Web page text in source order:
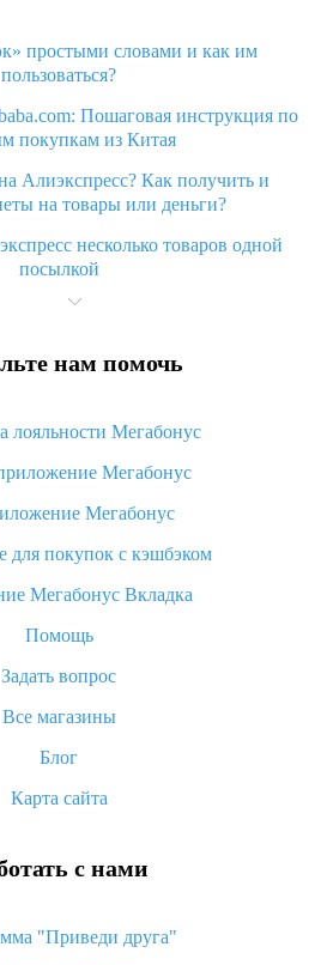
простыми словами и как им
пользоваться?
Пошаговая инструкция по
покупкам из Китая
Алиэкспресс? Как получить и
на товары или деньги?
несколько товаров одной
посылкой
закрыт» на Алиэкспресс и что
просит ввести паспортные
посылка с Алиэкспресс
когда вернут деньги?
Алиэкспресс, как их получить и
что это за метод доставки и
его отслеживать
оптом на Алиэкспресс
пришел товар с Алиэкспресс
возврата денег
нам помочь
лояльности Мегабонус
Мегабонус
Мегабонус
для покупок с кэшбэком
Мегабонус Вкладка
Помощь
Задать вопрос
Все магазины
Блог
Карта сайта
с нами
"Приведи друга"